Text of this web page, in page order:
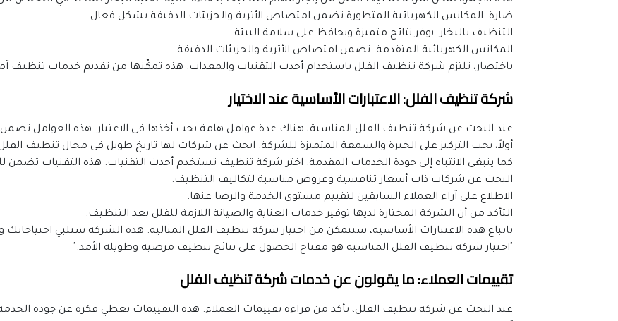
ضارة. المكانس الكهربائية المتطورة تضمن امتصاص الأتربة والجزيئات الدقيقة بشكل فعال.
التنظيف بالبخار: يوفر نتائج متميزة ويحافظ على سلامة البيئة
المكانس الكهربائية المتقدمة: تضمن امتصاص الأتربة والجزيئات الدقيقة
باختصار، تلتزم شركة تنظيف الفلل باستخدام أحدث التقنيات والمعدات. هذه تمكّنها من تقديم خدمات تنظيف
شركة تنظيف الفلل: الاعتبارات الأساسية عند الاختيار
عند البحث عن شركة تنظيف الفلل المناسبة، هناك عدة عوامل هامة يجب أخذها في الاعتبار. هذه العوامل
أولاً، يجب التركيز على الخبرة والسمعة المتميزة للشركة. ابحث عن شركات لها تاريخ طويل في مجال تنظيف
كما ينبغي الانتباه إلى جودة الخدمات المقدمة. اختر شركة تنظيف تستخدم أحدث التقنيات. هذه التقنيات تضمن
البحث عن شركات ذات أسعار تنافسية وعروض مناسبة لتكاليف التنظيف.
الاطلاع على آراء العملاء السابقين لتقييم مستوى الخدمة والرضا عنها.
التأكد من أن الشركة المختارة لديها توفير خدمات العناية والصيانة اللازمة للفلل بعد التنظيف.
باتباع هذه الاعتبارات الأساسية، ستتمكن من اختيار شركة تنظيف الفلل المثالية. هذه الشركة ستلبي
"اختيار شركة تنظيف الفلل المناسبة هو مفتاح الحصول على نتائج تنظيف مرضية وطويلة الأمد."
تقييمات العملاء: ما يقولون عن خدمات شركة تنظيف الفلل
عند البحث عن شركة تنظيف الفلل، تأكد من قراءة تقييمات العملاء. هذه التقييمات تعطي فكرة عن جودة